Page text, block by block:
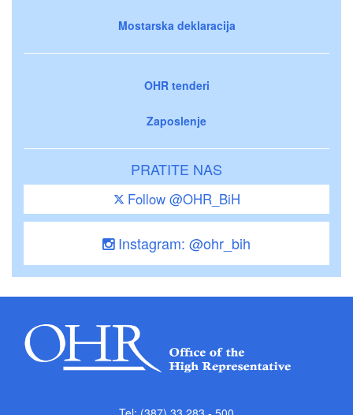
Mostarska deklaracija
OHR tenderi
Zaposlenje
PRATITE NAS
Follow @OHR_BiH
Instagram: @ohr_bih